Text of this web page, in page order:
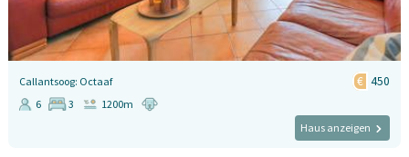
Callantsoog: Octaaf 450
6 3
1200m
Haus anzeigen